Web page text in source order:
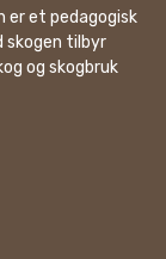
er et pedagogisk
skogen tilbyr
og skogbruk